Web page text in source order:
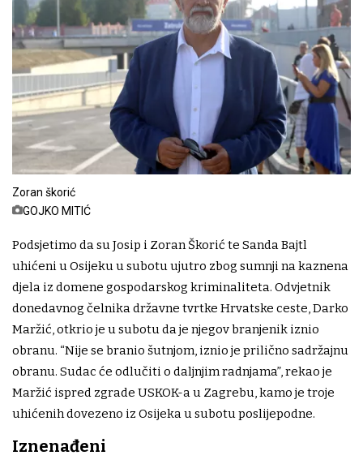
Zoran škorić
GOJKO MITIĆ
Podsjetimo da su Josip i Zoran Škorić te Sanda Bajtl
uhićeni u Osijeku u subotu ujutro zbog sumnji na kaznena
djela iz domene gospodarskog kriminaliteta. Odvjetnik
donedavnog čelnika državne tvrtke Hrvatske ceste, Darko
Maržić, otkrio je u subotu da je njegov branjenik iznio
obranu. “Nije se branio šutnjom, iznio je prilično sadržajnu
obranu. Sudac će odlučiti o daljnjim radnjama”, rekao je
Maržić ispred zgrade USKOK-a u Zagrebu, kamo je troje
uhićenih dovezeno iz Osijeka u subotu poslijepodne.
Iznenađeni